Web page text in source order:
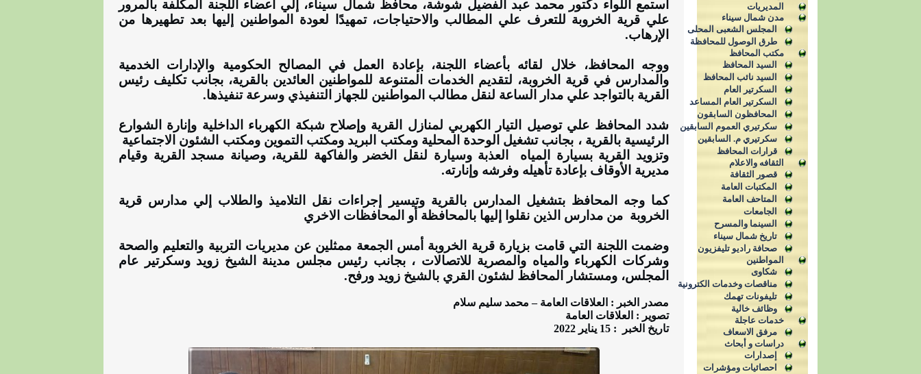
المديريات
مدن شمال سيناء
المجلس الشعبى المحلى
طرق الوصول للمحافظة
مكتب المحافظ
السيد المحافظ
السيد نائب المحافظ
السكرتير العام
السكرتير العام المساعد
المحافظون السابقون
سكرتيري العموم السابقين
سكرتيري م. السابقين
قرارات المحافظ
الثقافه والاعلام
قصور الثقافة
المكتبات العامة
المتاحف العامة
الجامعات
السينما والمسرح
تاريخ شمال سيناء
صحافة راديو تليفزيون
المواطنين
شكاوى
مناقصات وخدمات الكترونية
تليفونات تهمك
وظائف خالية
خدمات عاجلة
مرفق الاسعاف
دراسات و أبحاث
إصدارات
احصائيات ومؤشرات
أستمع اللواء دكتور محمد عبد الفضيل شوشة، محافظ شمال سيناء، إلي أعضاء اللجنة المكلفة بالمرور
علي قرية الخروبة للتعرف علي المطالب والاحتياجات، تمهيدًا لعودة المواطنين إليها بعد تطهيرها من
الإرهاب.
ووجه المحافظ، خلال لقائه بأعضاء اللجنة، بإعادة العمل في المصالح الحكومية والإدارات الخدمية
والمدارس في قرية الخروبة، لتقديم الخدمات المتنوعة للمواطنين العائدين بالقرية، بجانب تكليف رئيس
القرية بالتواجد علي مدار الساعة لنقل مطالب المواطنين للجهاز التنفيذي وسرعة تنفيذها.
شدد المحافظ علي توصيل التيار الكهربي لمنازل القرية وإصلاح شبكة الكهرباء الداخلية وإنارة الشوارع
الرئيسية بالقرية ، بجانب تشغيل الوحدة المحلية ومكتب البريد ومكتب التموين ومكتب الشئون الاجتماعية
وتزويد القرية بسيارة المياه
العذبة وسيارة لنقل الخضر والفاكهة للقرية، وصيانة مسجد القرية وقيام
مديرية الأوقاف بإعادة تأهيله وفرشه وإنارته.
كما وجه المحافظ بتشغيل المدارس بالقرية وتيسير إجراءات نقل التلاميذ والطلاب إلي مدارس قرية
الخروبة من مدارس الذين نقلوا إليها بالمحافظة أو المحافظات الاخري
وضمت اللجنة التي قامت بزيارة قرية الخروبة أمس الجمعة ممثلين عن مديريات التربية والتعليم والصحة
وشركات الكهرباء والمياه والمصرية للاتصالات ، بجانب رئيس مجلس مدينة الشيخ زويد وسكرتير عام
المجلس، ومستشار المحافظ لشئون القري بالشيخ زويد ورفح.
مصدر الخبر : العلاقات العامة – محمد سليم سلام
تصوير : العلاقات العامة
تاريخ الخبر
: 15 يناير 2022